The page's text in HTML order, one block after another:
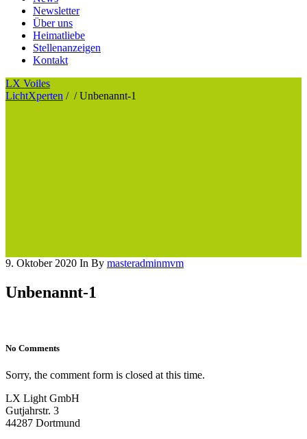
Newsletter
Über uns
Heimatliebe
Stellenanzeigen
Kontakt
LX Voiles
LichtXperten / /Unbenannt-1
9. Oktober 2020 In By masteradminmvm
Unbenannt-1
No Comments
Sorry, the comment form is closed at this time.
LX Light GmbH
Gutjahrstr. 3
44287 Dortmund